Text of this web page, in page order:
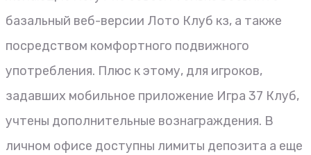
базальный веб-версии Лото Клуб кз, а также
посредством комфортного подвижного
употребления. Плюс к этому, для игроков,
задавших мобильное приложение Игра 37 Клуб,
учтены дополнительные вознаграждения. В
личном офисе доступны лимиты депозита а еще